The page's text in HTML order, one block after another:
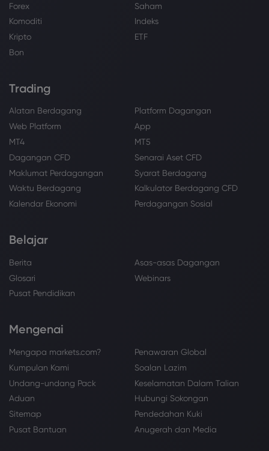
Forex
Saham
Komoditi
Indeks
Kripto
ETF
Bon
Trading
Alatan Berdagang
Platform Dagangan
Web Platform
App
MT4
MT5
Dagangan CFD
Senarai Aset CFD
Maklumat Perdagangan
Syarat Berdagang
Waktu Berdagang
Kalkulator Berdagang CFD
Kalendar Ekonomi
Perdagangan Sosial
Belajar
Berita
Asas-asas Dagangan
Glosari
Webinars
Pusat Pendidikan
Mengenai
Mengapa markets.com?
Penawaran Global
Kumpulan Kami
Soalan Lazim
Undang-undang Pack
Keselamatan Dalam Talian
Aduan
Hubungi Sokongan
Sitemap
Pendedahan Kuki
Pusat Bantuan
Anugerah dan Media